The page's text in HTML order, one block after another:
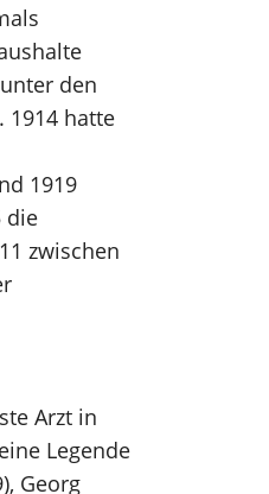
den
1914 hatte
1919
die
zwischen
Arzt in
Legende
Georg